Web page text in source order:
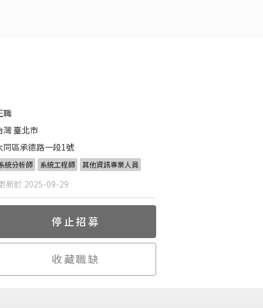
職
灣 臺北市
同區承德路一段1號
統分析師 系統工程師 其他資訊專業人員
新於 2025-09-29
停止招募
收藏職缺